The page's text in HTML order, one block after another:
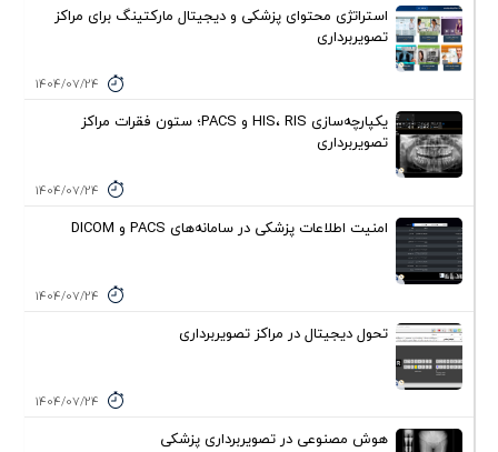
استراتژی محتوای پزشکی و دیجیتال مارکتینگ برای مراکز
تصویربرداری
1404/07/24
یکپارچه‌سازی HIS، RIS و PACS؛ ستون فقرات مراکز
تصویربرداری
1404/07/24
امنیت اطلاعات پزشکی در سامانه‌های PACS و DICOM
1404/07/24
تحول دیجیتال در مراکز تصویربرداری
1404/07/24
هوش مصنوعی در تصویربرداری پزشکی